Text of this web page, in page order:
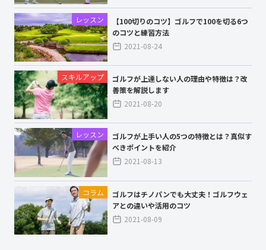
レッスン
【100切りのコツ】ゴルフで100を切る6つ
のコツと練習方法
2021-08-24
スキルアップ
ゴルフが上達しない人の理由や特徴は？改
善策を解説します
2021-08-20
レッスン
ゴルフが上手い人の5つの特徴とは？真似す
べきポイントを紹介
2021-08-13
コラム
ゴルフはチノパンでも大丈夫！ゴルフウェ
アとの違いや活用のコツ
2021-08-09